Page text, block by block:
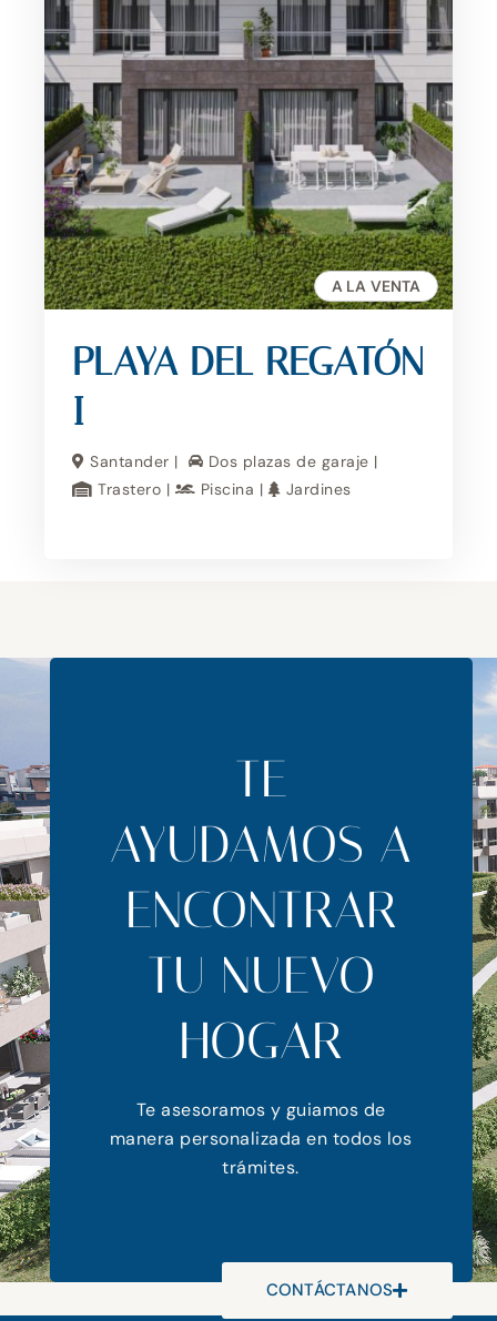
A LA VENTA
PLAYA DEL REGATÓN
I
Santander |
Dos plazas de garaje |
Trastero |
Piscina | Jardines
TE
AYUDAMOS A
ENCONTRAR
TU NUEVO
HOGAR
Te asesoramos y guiamos de
manera personalizada en todos los
trámites.
CONTÁCTANOS